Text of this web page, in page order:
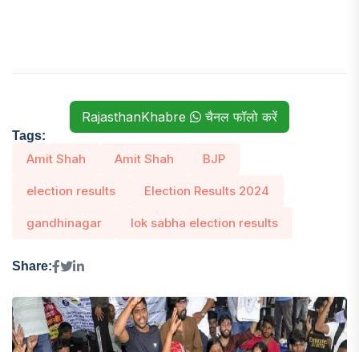
RajasthanKhabre चैनल फॉलो करें
Tags:
Amit Shah Amit Shah BJP
election results Election Results 2024
gandhinagar lok sabha election results
Share: